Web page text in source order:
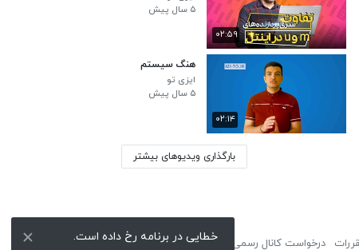
۰۲:۵۹
۵ سال پیش
۰۲:۱۴
هنگ سیستم
ایزی تو
۵ سال پیش
بارگذاری ویدیوهای بیشتر
درخواست کانال رسمی لوگوی نماشا تبلیغات گزارش تخلف تماس با ما خطایی در برنامه رخ داده است.